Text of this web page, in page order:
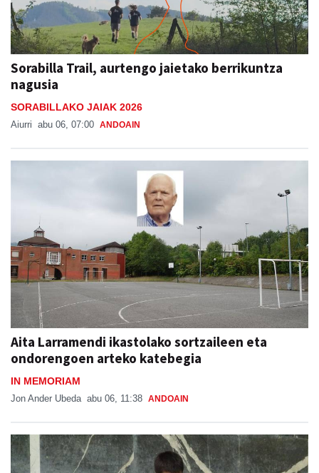
Sorabilla Trail, aurtengo jaietako berrikuntza
nagusia
SORABILLAKO JAIAK 2026
Aiurri abu 06, 07:00 ANDOAIN
Aita Larramendi ikastolako sortzaileen eta
ondorengoen arteko katebegia
IN MEMORIAM
Jon Ander Ubeda abu 06, 11:38 ANDOAIN